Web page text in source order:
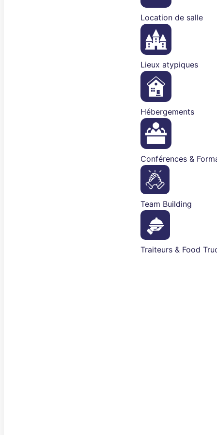
Location de salle
Lieux atypiques
Hébergements
Conférences &
Team Building
Traiteurs & Food